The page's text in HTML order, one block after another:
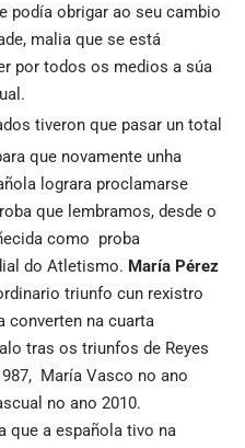
podía obrigar ao seu cambio
malia que se está
por todos os medios a súa
tiveron que pasar un total
que novamente unha
lograra proclamarse
que lembramos, desde o
como proba
do Atletismo. María Pérez
triunfo cun rexistro
converten na cuarta
tras os triunfos de Reyes
María Vasco no ano
no ano 2010.
que a española tivo na